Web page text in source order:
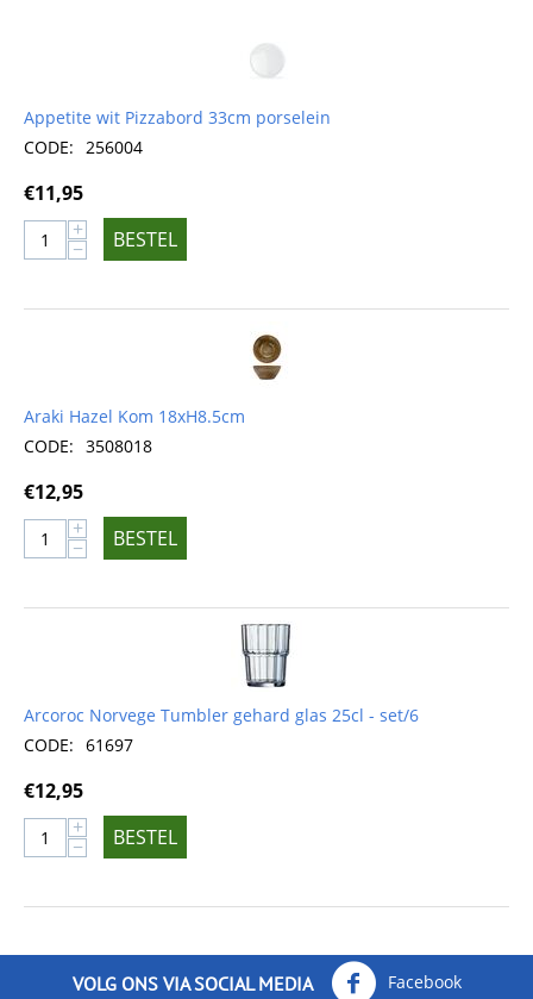
Appetite wit Pizzabord 33cm porselein
CODE: 256004
€11,95
+
− BESTEL
Araki Hazel Kom 18xH8.5cm
CODE: 3508018
€12,95
+
− BESTEL
Arcoroc Norvege Tumbler gehard glas 25cl - set/6
CODE: 61697
€12,95
+
− BESTEL
VOLG ONS VIA SOCIAL MEDIA Facebook